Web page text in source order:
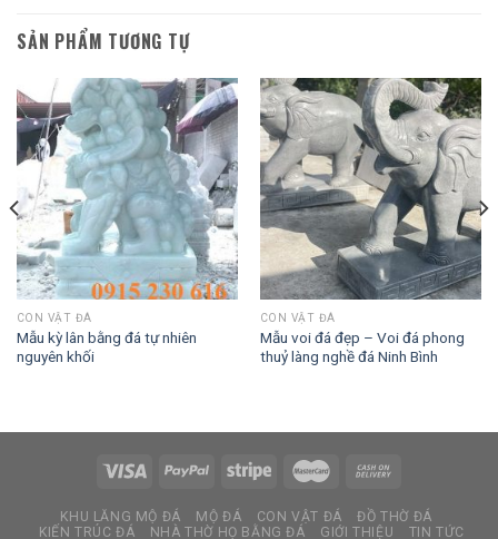
SẢN PHẨM TƯƠNG TỰ
CON VẬT ĐÁ
Mẫu kỳ lân bằng đá tự nhiên
nguyên khối
CON VẬT ĐÁ
Mẫu voi đá đẹp – Voi đá phong
thuỷ làng nghề đá Ninh Bình
KHU LĂNG MỘ ĐÁ MỘ ĐÁ CON VẬT ĐÁ
ĐỒ THỜ ĐÁ
KIẾN TRÚC ĐÁ
NHÀ THỜ HỌ BẰNG ĐÁ GIỚI THIỆU TIN TỨC